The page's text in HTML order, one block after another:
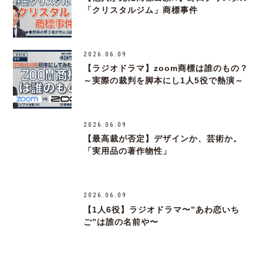
「クリスタルジム」商標事件
2026.06.09
【ラジオドラマ】zoom商標は誰のもの？
～実際の裁判を脚本にし1人5役で熱演～
2026.06.09
【最高裁が否定】デザインか、芸術か。
「実用品の著作物性」
2026.06.09
【1人6役】ラジオドラマ〜”あわ恋いち
ご”は誰の名前や〜